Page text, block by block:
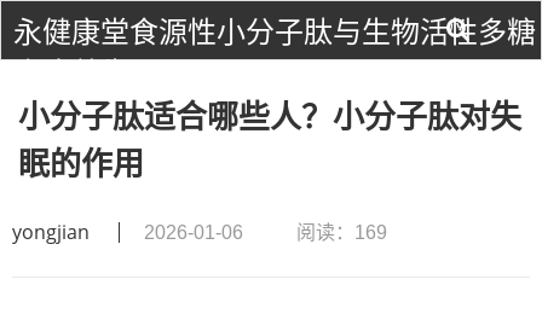
永健康堂食源性小分子肽与生物活性多糖
小分子肽适合哪些人？小分子肽对失
眠的作用
yongjian 2026-01-06 阅读：169